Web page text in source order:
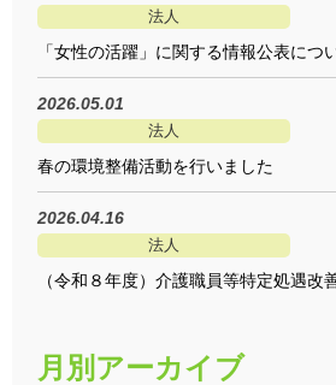
法人
「女性の活躍」に関する情報公表につ
2026.05.01
法人
春の環境整備活動を行いました
2026.04.16
法人
（令和８年度）介護職員等特定処遇改
月別アーカイブ